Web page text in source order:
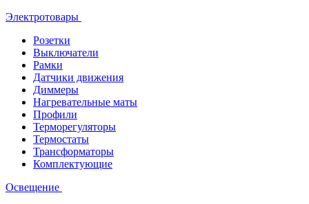
Электротовары
Розетки
Выключатели
Рамки
Датчики движения
Диммеры
Нагревательные маты
Профили
Терморегуляторы
Термостаты
Трансформаторы
Комплектующие
Освещение